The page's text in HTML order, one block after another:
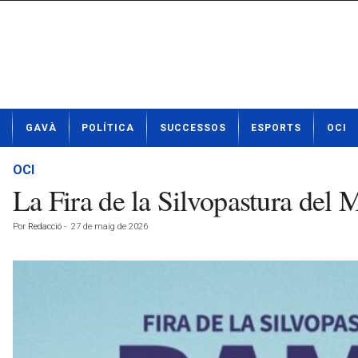
t
GAVÀ POLÍTICA SUCCESSOS ESPORTS OCI
OCI
La Fira de la Silvopastura del
Por Redacció - 27 de maig de 2026